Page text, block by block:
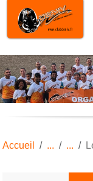
Accueil
Panneau de gestion